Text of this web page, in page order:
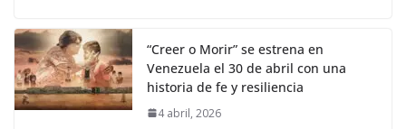
“Creer o Morir” se estrena en
Venezuela el 30 de abril con una
historia de fe y resiliencia
4 abril, 2026